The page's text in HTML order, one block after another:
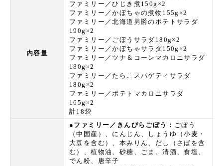
内容量
ファミリー／ひじき煮150g×2
ファミリー／かぼちゃの煮物155g×2
ファミリー／北海道男爵のポテトサラダ
190g×2
ファミリー／ごぼうサラダ180g×2
ファミリー／かぼちゃサラダ150g×2
ファミリー／ツナ＆コーンマカロニサラダ
180g×2
ファミリー／たらこスパゲティサラダ
180g×2
ファミリー／ポテトマカロニサラダ
165g×2
計18袋
●ファミリー／きんぴらごぼう： ごぼう
（中国産）、にんじん、しょうゆ（小麦・
大豆を含む）、本みりん、だし（さばを含
む）、植物油、砂糖、ごま、清酒、食塩、
でん粉、唐辛子